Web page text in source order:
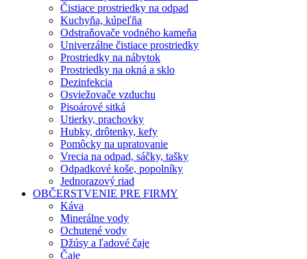
Čistiace prostriedky na odpad
Kuchyňa, kúpeľňa
Odstraňovače vodného kameňa
Univerzálne čistiace prostriedky
Prostriedky na nábytok
Prostriedky na okná a sklo
Dezinfekcia
Osviežovače vzduchu
Pisoárové sitká
Utierky, prachovky
Hubky, drôtenky, kefy
Pomôcky na upratovanie
Vrecia na odpad, sáčky, tašky
Odpadkové koše, popolníky
Jednorazový riad
OBČERSTVENIE PRE FIRMY
Káva
Minerálne vody
Ochutené vody
Džúsy a ľadové čaje
Čaje